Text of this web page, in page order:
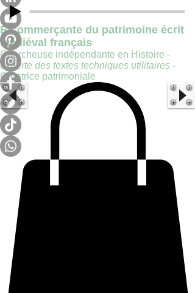
E-commerçante du patrimoine écrit
médiéval français
Chercheuse indépendante en Histoire -
experte des textes techniques utilitaires -
Créatrice patrimoniale